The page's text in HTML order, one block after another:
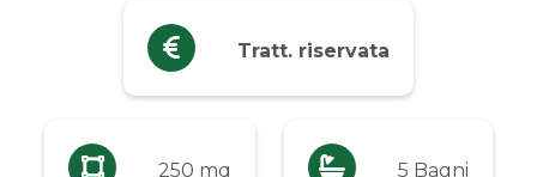
Tratt. riservata
250 mq 5 Bagni
Qualsiasi
Fino a € 5.000